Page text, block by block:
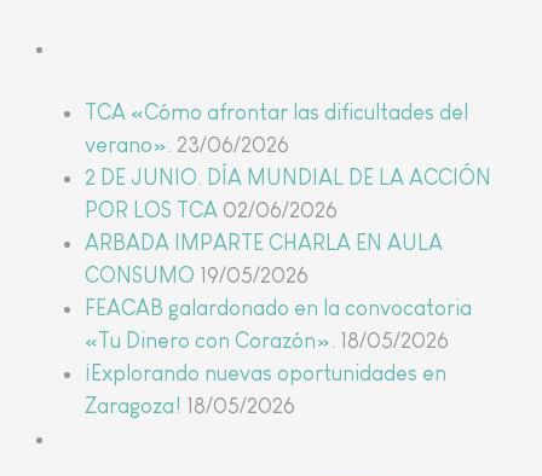
TCA «Cómo afrontar las dificultades del
verano». 23/06/2026
2 DE JUNIO. DÍA MUNDIAL DE LA ACCIÓN
POR LOS TCA 02/06/2026
ARBADA IMPARTE CHARLA EN AULA
CONSUMO 19/05/2026
FEACAB galardonado en la convocatoria
«Tu Dinero con Corazón». 18/05/2026
¡Explorando nuevas oportunidades en
Zaragoza! 18/05/2026